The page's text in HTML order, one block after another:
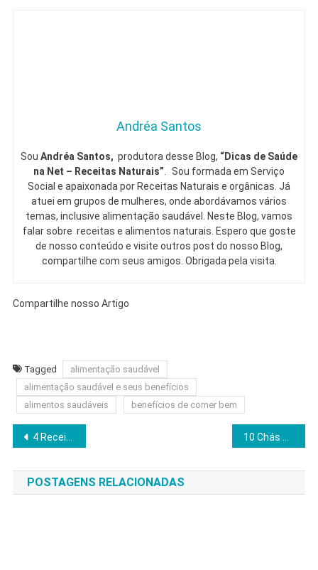
Andréa Santos
Sou Andréa Santos, produtora desse Blog, “Dicas de Saúde
na Net – Receitas Naturais” . Sou formada em Serviço
Social e apaixonada por Receitas Naturais e orgânicas. Já
atuei em grupos de mulheres, onde abordávamos vários
temas, inclusive alimentação saudável. Neste Blog, vamos
falar sobre receitas e alimentos naturais. Espero que goste
de nosso conteúdo e visite outros post do nosso Blog,
compartilhe com seus amigos. Obrigada pela visita.
Compartilhe nosso Artigo
Tagged
alimentação saudável
alimentação saudável e seus benefícios
alimentos saudáveis
benefícios de comer bem
Navegação
de
Post
4 Receitas de sucos calmantes – Relaxante
POSTAGENS RELACIONADAS